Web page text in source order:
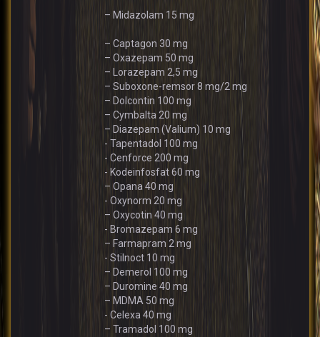
– Midazolam 15 mg
– Captagon 30 mg
– Oxazepam 50 mg
– Lorazepam 2,5 mg
– Suboxone-remsor 8 mg/2 mg
– Dolcontin 100 mg
– Cymbalta 20 mg
– Diazepam (Valium) 10 mg
- Tapentadol 100 mg
- Cenforce 200 mg
- Kodeinfosfat 60 mg
– Opana 40 mg
- Oxynorm 20 mg
– Oxycotin 40 mg
- Bromazepam 6 mg
– Farmapram 2 mg
- Stilnoct 10 mg
– Demerol 100 mg
– Duromine 40 mg
– MDMA 50 mg
- Celexa 40 mg
– Tramadol 100 mg